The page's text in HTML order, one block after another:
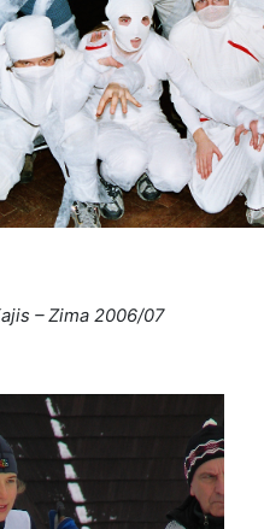
– Zima 2006/07